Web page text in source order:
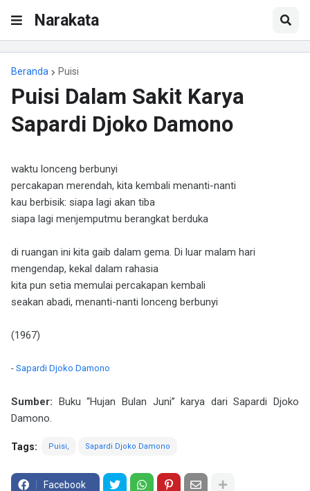
Narakata
Beranda Puisi
Puisi Dalam Sakit Karya
Sapardi Djoko Damono
waktu lonceng berbunyi
percakapan merendah, kita kembali menanti-nanti
kau berbisik: siapa lagi akan tiba
siapa lagi menjemputmu berangkat berduka
di ruangan ini kita gaib dalam gema. Di luar malam hari
mengendap, kekal dalam rahasia
kita pun setia memulai percakapan kembali
seakan abadi, menanti-nanti lonceng berbunyi
(1967)
- Sapardi Djoko Damono
Sumber: Buku “Hujan Bulan Juni” karya dari Sapardi Djoko
Damono.
Tags: Puisi Sapardi Djoko Damono
Facebook